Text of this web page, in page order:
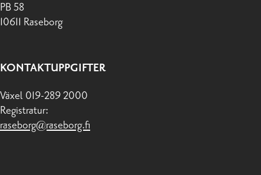
PB 58
10611 Raseborg
KONTAKTUPPGIFTER
Växel 019-289 2000
Registratur:
raseborg@raseborg.fi